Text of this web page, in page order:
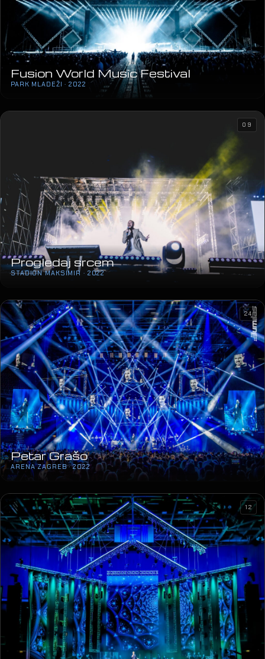
Fusion World Music Festival
PARK MLADEŽI · 2022
Progledaj srcem
STADION MAKSIMIR · 2022
09
Petar Grašo
ARENA ZAGREB · 2022
24
12